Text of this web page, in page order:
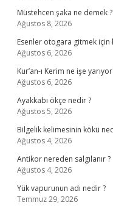
Müstehcen şaka ne demek ?
Ağustos 8, 2026
Esenler otogara gitmek
Ağustos 6, 2026
Kur’an-ı Kerim ne işe
Ağustos 6, 2026
Ayakkabı ökçe nedir ?
Ağustos 5, 2026
Bilgelik kelimesinin kökü
Ağustos 4, 2026
Antikor nereden salgılanır ?
Ağustos 4, 2026
Yük vapurunun adı nedir ?
Temmuz 29, 2026